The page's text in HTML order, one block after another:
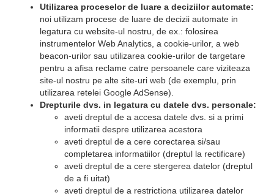
Utilizarea proceselor de luare a deciziilor automate:
noi utilizam procese de luare de decizii automate in
legatura cu website-ul nostru, de ex.: folosirea
instrumentelor Web Analytics, a cookie-urilor, a web
beacon-urilor sau utilizarea cookie-urilor de targetare
pentru a afisa reclame catre persoanele care viziteaza
site-ul nostru pe alte site-uri web (de exemplu, prin
utilizarea retelei Google AdSense).
Drepturile dvs. in legatura cu datele dvs. personale:
aveti dreptul de a accesa datele dvs. si a primi
informatii despre utilizarea acestora
aveti dreptul de a cere corectarea si/sau
completarea informatiilor (dreptul la rectificare)
aveti dreptul de a cere stergerea datelor (dreptul
de a fi uitat)
aveti dreptul de a restrictiona utilizarea datelor